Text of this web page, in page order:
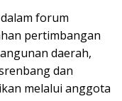
forum
pertimbangan
daerah,
dan
melalui anggota